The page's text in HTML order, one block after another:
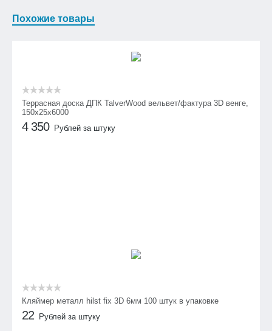
Похожие товары
Террасная доска ДПК TalverWood вельвет/фактура 3D венге,
150х25х6000
4 350 Рублей за штуку
Кляймер металл hilst fix 3D 6мм 100 штук в упаковке
22 Рублей за штуку